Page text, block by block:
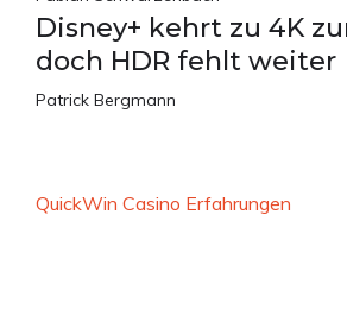
Disney+ kehrt zu 4K
doch HDR fehlt weiter
Patrick Bergmann
QuickWin Casino Erfahrungen